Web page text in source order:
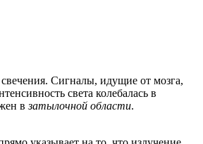
Сигналы, идущие от мозга,
света колебалась в
взатылочной области.